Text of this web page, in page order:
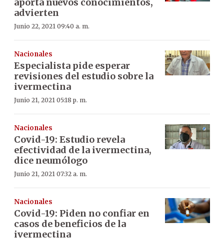
advierten
Junio 22, 2021 09:40 a. m.
Nacionales
Especialista pide esperar
revisiones del estudio sobre la
ivermectina
Junio 21, 2021 05:18 p. m.
Nacionales
Covid-19: Estudio revela
efectividad de la ivermectina,
dice neumólogo
Junio 21, 2021 07:32 a. m.
Nacionales
Covid-19: Piden no confiar en
casos de beneficios de la
ivermectina